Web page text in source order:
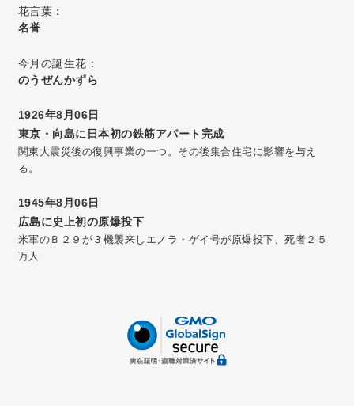
花言葉：
名誉
今月の誕生花：
のうぜんかずら
1926年8月06日
東京・向島に日本初の鉄筋アパート完成
関東大震災後の復興事業の一つ。その後集合住宅に影響を与え
る。
1945年8月06日
広島に史上初の原爆投下
米軍のＢ２９が３機襲来しエノラ・ゲイ号が原爆投下、死者２５
万人